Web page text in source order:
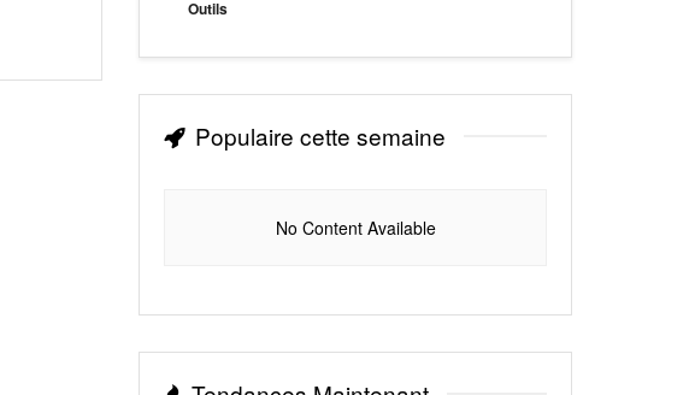
Outils
Populaire cette semaine
No Content Available